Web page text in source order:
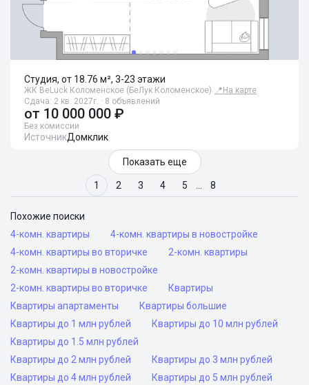
Студия, от 18.76 м², 3-23 этажи
ЖК BeLuck Коломенское (БеЛук Коломенское) 📍 На карте
Сдача: 2 кв. 2027г. · 8 объявлений
от 10 000 000 ₽
Без комиссии
ИсточникДомклик
Показать еще
1 2 3 4 5 8
Похожие поиски
4-комн. квартиры
4-комн. квартиры в новостройке
4-комн. квартиры во вторичке
2-комн. квартиры
2-комн. квартиры в новостройке
2-комн. квартиры во вторичке
Квартиры
Квартиры апартаменты
Квартиры большие
Квартиры до 1 млн рублей
Квартиры до 10 млн рублей
Квартиры до 1.5 млн рублей
Квартиры до 2 млн рублей
Квартиры до 3 млн рублей
Квартиры до 4 млн рублей
Квартиры до 5 млн рублей